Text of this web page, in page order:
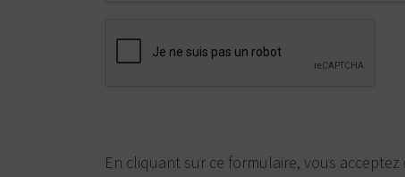
En cliquant sur ce formulaire, vous